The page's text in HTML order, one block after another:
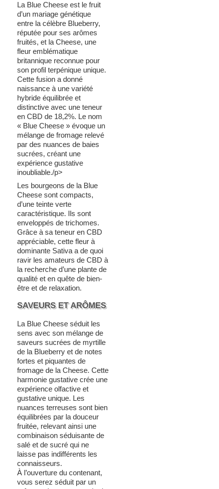
La Blue Cheese est le fruit
d’un mariage génétique
entre la célèbre Blueberry,
réputée pour ses arômes
fruités, et la Cheese, une
fleur emblématique
britannique reconnue pour
son profil terpénique unique.
Cette fusion a donné
naissance à une variété
hybride équilibrée et
distinctive avec une teneur
en CBD de 18,2%. Le nom
« Blue Cheese » évoque un
mélange de fromage relevé
par des nuances de baies
sucrées, créant une
expérience gustative
inoubliable./p>
Les bourgeons de la Blue
Cheese sont compacts,
d’une teinte verte
caractéristique. Ils sont
enveloppés de trichomes.
Grâce à sa teneur en CBD
appréciable, cette fleur à
dominante Sativa a de quoi
ravir les amateurs de CBD à
la recherche d’une plante de
qualité et en quête de bien-
être et de relaxation.
SAVEURS ET ARÔMES
La Blue Cheese séduit les
sens avec son mélange de
saveurs sucrées de myrtille
de la Blueberry et de notes
fortes et piquantes de
fromage de la Cheese. Cette
harmonie gustative crée une
expérience olfactive et
gustative unique. Les
nuances terreuses sont bien
équilibrées par la douceur
fruitée, relevant ainsi une
combinaison séduisante de
salé et de sucré qui ne
laisse pas indifférents les
connaisseurs.
À l’ouverture du contenant,
vous serez séduit par un